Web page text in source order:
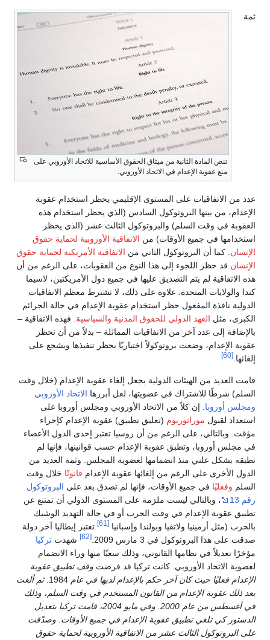
تنص المادة الثانية من ميثاق الحقوق الأساسية للاتحاد الأوروبي على
منع عقوبة الإعدام في الاتحاد الأوروبي.
ثمة
عدد من الاتفاقيات على المستوى الإقليمي يحظر استخدام عقوبة
الإعدام، من بينها البروتوكول السادس (الذي يحظر استخدام هذه
العقوبة في وقت السلم) والبروتوكول الثالث عشر (الذي يحظر
استخدامها في جميع الأوقات) من الاتفاقية الأوروبية لحماية حقوق
الإنسان . كما أن البروتوكول الثاني من الاتفاقية الأمريكية لحماية حقوق
الإنسان قد حظر اللجوء إلى هذا النوع من العقوبات، على الرغم من أن
هذه الاتفاقية لم يتم التصديق عليها في جميع دول الأمريكتين، لاسيما
كندا والولايات المتحدة. علاوة على ذلك، لا تشترط معظم الاتفاقيات
الدولية نافذة المفعول حظر استخدام عقوبة الإعدام في حالة الجرائم
الكبرى، مثل العهد الدولي للحقوق المدنية والسياسية.
فهذه الاتفاقية –
بالإضافة إلى عدد آخر من الاتفاقيات المماثلة – بدلاً من أن تحظر
عقوبة الإعدام، وضعت بروتوكولاً اختياريًا يحظر تنفيذها ويشجع على
إلغائها. [60]
قامت العديد من الهيئات الدولية بجعل إلغاء عقوبة الإعدام (خلال وقت
السلم) شرطًا للاشتراك في عضويتها، لعل أبرزها الاتحاد الأوروبي
ومجلس أوروبا . إن كلاً من الاتحاد الأوروبي ومجلس أوروبا على
استعداد لقبول موراتوريوم (تعليق تطبيق) عقوبة الإعدام كإجراء
مؤقت. وبالتالي، على الرغم من أن روسيا تعتبر إحدى الدول الأعضاء
في مجلس أوروبا، وتطبق عقوبة الإعدام حسب قوانينها، فإنها لم
تطبقه بشكل علني منذ انضمامها لعضوية المجلس. وثمة العديد من
الدول الأخرى على الرغم من إلغائها عقوبة الإعدام قانونًا خلال وقت
السلم وفعليًا في جميع الأوقات، فإنها لم تصدق بعد على البروتوكول
رقم 13
، وبالتالي ليست ملزمة على المستوى الدولي أن تمتنع عن
تطبيق عقوبة الإعدام في وقت الحرب أو في حالة التهديد الوشيك
بالحرب (مثل أرمينيا ولاتفيا وبولندا وإسبانيا [61]
تعتبر إيطاليا آخر دولة
صدقت على هذا البروتوكول في 3 مارس 2009.
[62] شهدت تركيا
مؤخرًا تعديلاً في نظامها القانوني، وذلك سعيًا منها وراء الانضمام
لعضوية الاتحاد الأوروبي. كانت تركيا قد فرضت وقف تطبيق عقوبة
الإعدام فعليًا حيث كان آخر حكم بالإعدام لديها في عام 1984. ثم ألغت
بعد ذلك عقوبة الإعدام من القانون المستخدم في وقت السلم، وذلك
في أغسطس من عام 2000. وفي مايو 2004، قامت تركيا بتعديل
الدستور كي تلغي تطبيق عقوبة الإعدام في جميع الأوقات. وصدّقت
على البروتوكول الثالث عشر من الاتفاقية الأوروبية لحماية حقوق